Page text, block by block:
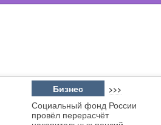
Бизнес >>>
Социальный фонд России
провёл перерасчёт